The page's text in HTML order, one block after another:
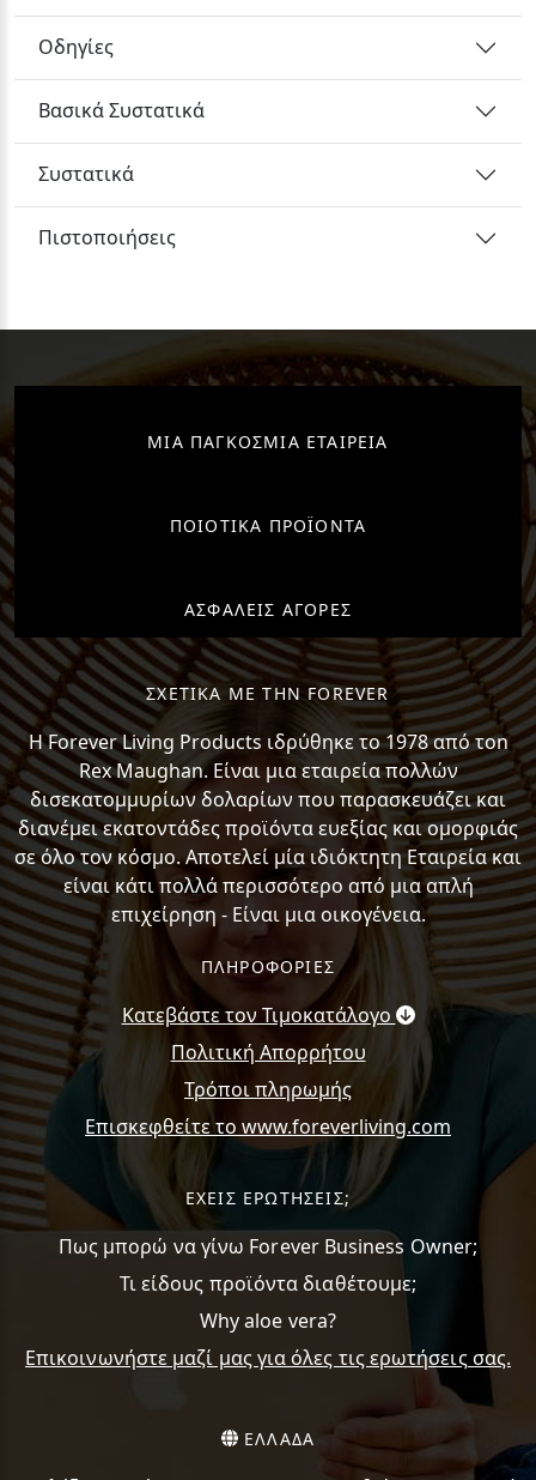
Οδηγίες
Βασικά Συστατικά
Συστατικά
Πιστοποιήσεις
ΜΙΑ ΠΑΓΚΟΣΜΙΑ ΕΤΑΙΡΕΙΑ
ΠΟΙΟΤΙΚΑ ΠΡΟΪΟΝΤΑ
ΑΣΦΑΛΕΙΣ ΑΓΟΡΕΣ
ΣΧΕΤΙΚΑ ΜΕ ΤΗΝ FOREVER
H Forever Living Products ιδρύθηκε το 1978 από τon
Rex Maughan. Είναι μια εταιρεία πολλών
δισεκατομμυρίων δολαρίων που παρασκευάζει και
διανέμει εκατοντάδες προϊόντα ευεξίας και ομορφιάς
σε όλο τον κόσμο. Αποτελεί μία ιδιόκτητη Εταιρεία και
είναι κάτι πολλά περισσότερο από μια απλή
επιχείρηση - Είναι μια οικογένεια.
ΠΛΗΡΟΦΟΡΙΕΣ
Κατεβάστε τον Τιμοκατάλογο
Πολιτική Απορρήτου
Τρόποι πληρωμής
Επισκεφθείτε το www.foreverliving.com
ΕΧΕΙΣ ΕΡΩΤΗΣΕΙΣ;
Πως μπορώ να γίνω Forever Business Owner;
Τι είδους προϊόντα διαθέτουμε;
Why aloe vera?
Επικοινωνήστε μαζί μας για όλες τις ερωτήσεις σας.
ΕΛΛΑΔΑ